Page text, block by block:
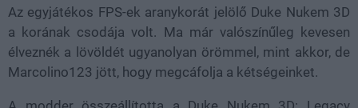
Az egyjátékos FPS-ek aranykorát jelölő Duke Nukem 3D
a korának csodája volt. Ma már valószínűleg kevesen
élveznék a lövöldét ugyanolyan örömmel, mint akkor, de
Marcolino123 jött, hogy megcáfolja a kétségeinket.